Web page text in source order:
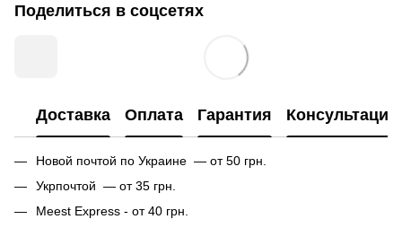
Поделиться в соцсетях
Доставка Оплата Гарантия Консультация
Новой почтой по Украине — от 50 грн.
Укрпочтой — от 35 грн.
Meest Express - от 40 грн.